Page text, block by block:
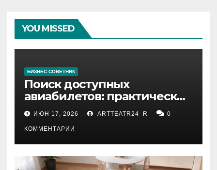
YOU MISSED
БИЗНЕС СОВЕТНИК
Поиск доступных
авиабилетов: практические
рекомендации
ИЮН 17, 2026 ARTTEATR24_R 0
КОММЕНТАРИИ